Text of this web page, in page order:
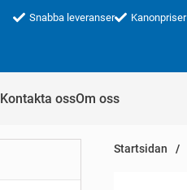
Snabba leveranser Kanonpriser
Kontakta ossOm oss
Startsidan